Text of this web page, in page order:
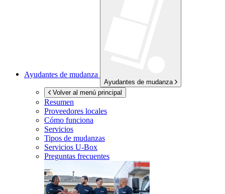
Ayudantes de mudanza
Ayudantes de mudanza
Volver al menú principal
Resumen
Proveedores locales
Cómo funciona
Servicios
Tipos de mudanzas
Servicios U-Box
Preguntas frecuentes